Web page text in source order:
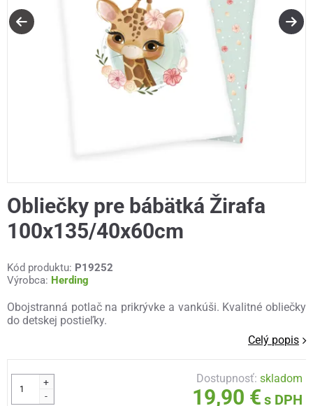
Obliečky pre bábätká Žirafa
100x135/40x60cm
Kód produktu: P19252
Výrobca: Herding
Obojstranná potlač na prikrývke a vankúši. Kvalitné obliečky
do detskej postieľky.
Celý popis
+
-
Dostupnosť:skladom
19,90 € s DPH